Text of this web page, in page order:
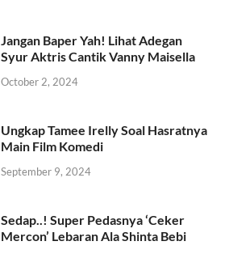
Jangan Baper Yah! Lihat Adegan
Syur Aktris Cantik Vanny Maisella
October 2, 2024
Ungkap Tamee Irelly Soal Hasratnya
Main Film Komedi
September 9, 2024
Sedap..! Super Pedasnya ‘Ceker
Mercon’ Lebaran Ala Shinta Bebi